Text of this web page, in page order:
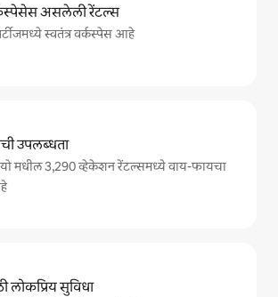
असलेली रेंटल्स
स्वतंत्र वर्कस्पेस आहे
उपलब्धता
मधील 3,290 व्हेकेशन रेंटल्समध्ये वाय-फायचा
लोकप्रिय सुविधा